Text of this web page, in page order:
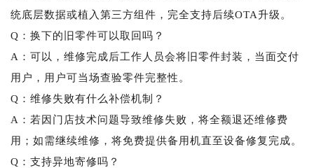
统底层数据或植入第三方组件，完全支持后续OTA升级。
Q：换下的旧零件可以取回吗？
A：可以，维修完成后工作人员会将旧零件封装，当面交付
用户，用户可当场查验零件完整性。
Q：维修失败有什么补偿机制？
A：若因门店技术问题导致维修失败，将全额退还维修费
用；如需继续维修，将免费提供备用机直至设备修复完成。
Q：支持异地寄修吗？